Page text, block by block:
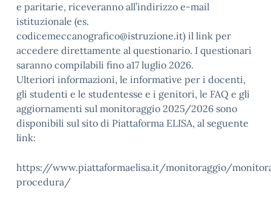
e paritarie, riceveranno all’indirizzo e-mail
istituzionale (es.
codicemeccanografico@istruzione.it) il link per
accedere direttamente al questionario. I questionari
saranno compilabili fino a17 luglio 2026.
Ulteriori informazioni, le informative per i docenti,
gli studenti e le studentesse e i genitori, le FAQ e gli
aggiornamenti sul monitoraggio 2025/2026 sono
disponibili sul sito di Piattaforma ELISA, al seguente
link:
https://www.piattaformaelisa.it/monitoraggio/
procedura/